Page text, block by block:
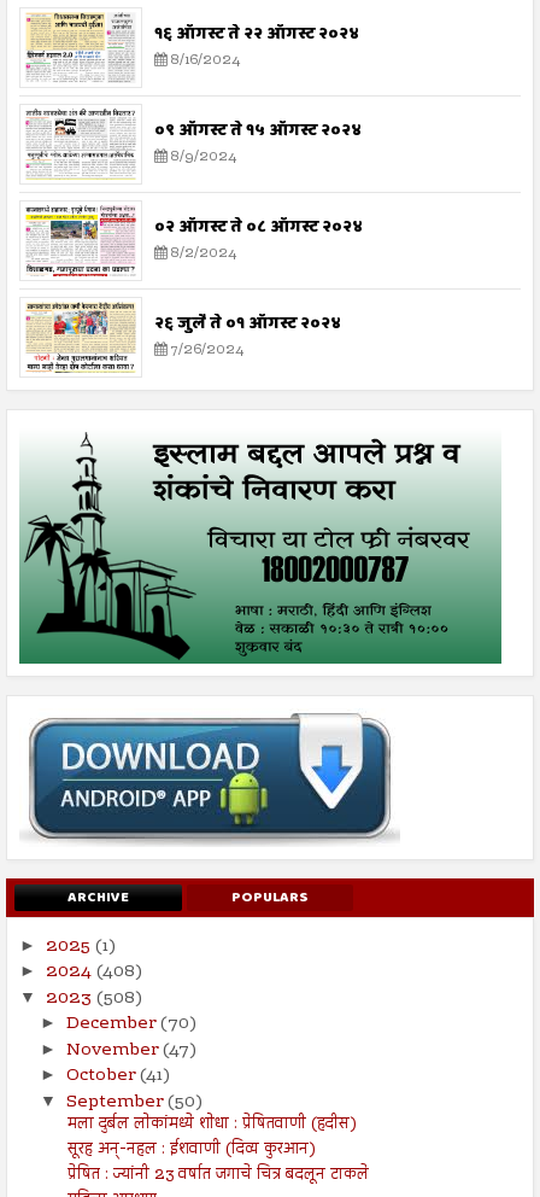
१६ ऑगस्ट ते २२ ऑगस्ट २०२४
8/16/2024
०९ ऑगस्ट ते १५ ऑगस्ट २०२४
8/9/2024
०२ ऑगस्ट ते ०८ ऑगस्ट २०२४
8/2/2024
२६ जुलै ते ०१ ऑगस्ट २०२४
7/26/2024
ARCHIVE POPULARS
► 2025 (1)
► 2024(408)
▼ 2023 (508)
► December(70)
► November(47)
► October(41)
▼ September(50)
मला दुर्बल लोकांमध्ये शोधा : प्रेषितवाणी (हदीस)
सूरह अन्-नहल : ईशवाणी (दिव्य कुरआन)
प्रेषित : ज्यांनी 23 वर्षात जगाचे चित्र बदलून टाकले